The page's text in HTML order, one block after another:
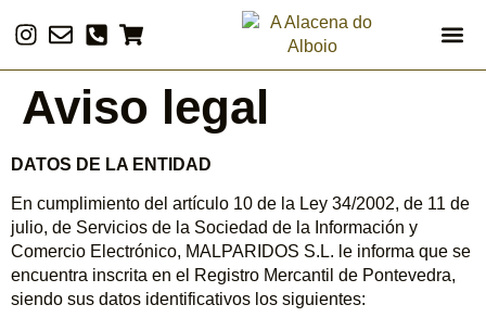
Aviso legal
DATOS DE LA ENTIDAD
En cumplimiento del artículo 10 de la Ley 34/2002, de 11 de
julio, de Servicios de la Sociedad de la Información y
Comercio Electrónico, MALPARIDOS S.L. le informa que se
encuentra inscrita en el Registro Mercantil de Pontevedra,
siendo sus datos identificativos los siguientes: